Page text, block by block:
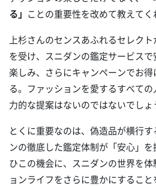
る」 ことの重要性を改めて教えてく
上杉さんのセンスあふれるセレク
を受け、スニダンの鑑定サービス
楽しみ、さらにキャンペーンでお
る。ファッションを愛するすべて
力的な提案はないのではないでしょ
とくに重要なのは、偽造品が横行
ンの徹底した鑑定体制が「安心」
ひこの機会に、スニダンの世界を
ョンライフをさらに豊かにするこ